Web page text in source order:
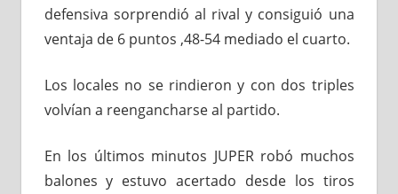
defensiva sorprendió al rival y consiguió una
ventaja de 6 puntos ,48-54 mediado el cuarto.
Los locales no se rindieron y con dos triples
volvían a reengancharse al partido.
En los últimos minutos JUPER robó muchos
balones y estuvo acertado desde los tiros